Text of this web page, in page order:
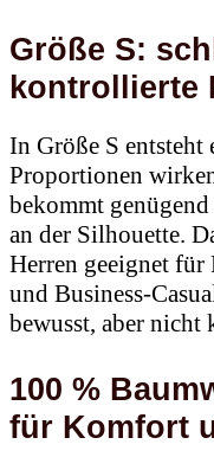
Größe S:
kontrollierte
In Größe S
Proportionen
bekommt
an der Silhouette.
Herren geeignet für
und Business-
bewusst, aber
100 %
für Komfort